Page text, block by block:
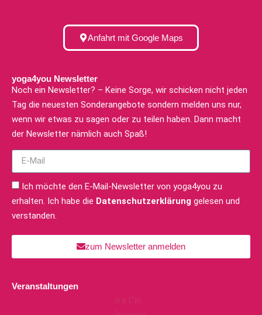
Anfahrt mit Google Maps
yoga4you Newsletter
Noch ein Newsletter? – Keine Sorge, wir schicken nicht jeden
Tag die neuesten Sonderangebote sondern melden uns nur,
wenn wir etwas zu sagen oder zu teilen haben. Dann macht
der Newsletter nämlich auch Spaß!
Ich möchte den E-Mail-Newsletter von yoga4you zu
erhalten. Ich habe die Datenschutzerklärung gelesen und
verstanden.
zum Newsletter anmelden
Veranstaltungen